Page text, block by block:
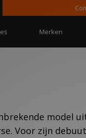
Contact
Merken
model
Voor zijn